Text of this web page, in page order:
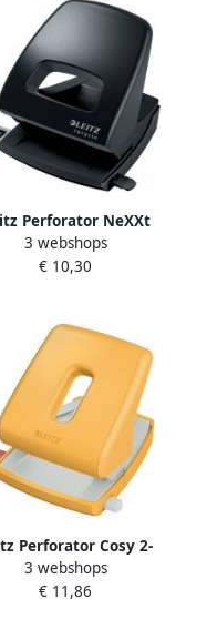
Perforator NeXXt
Recycle 30 vel zwart
3 webshops
€ 10,30
Perforator Cosy 2-
gaats 30vel geel
3 webshops
€ 11,86